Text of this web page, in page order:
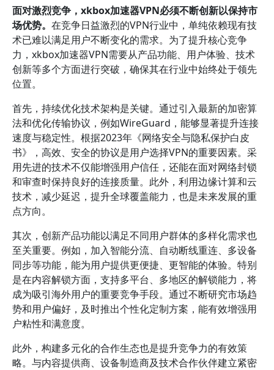
面对激烈竞争，xkbox加速器VPN必须不断创新以保持市
场优势。 在竞争日益激烈的VPN行业中，单纯依赖现有技
术已难以满足用户不断变化的需求。为了提升核心竞争
力，xkbox加速器VPN需要从产品功能、用户体验、技术
创新等多个方面进行突破，确保其在行业中始终处于领先
位置。
首先，持续优化技术架构是关键。通过引入最新的加密算
法和优化传输协议，例如WireGuard，能够显著提升连接
速度与稳定性。根据2023年《网络安全与隐私保护白皮
书》，高效、安全的协议是用户选择VPN的重要因素。采
用先进的技术不仅能增强用户信任，还能在面对网络封锁
和审查时保持良好的连接质量。此外，利用边缘计算和云
技术，减少延迟，提升全球覆盖能力，也是未来发展的重
点方向。
其次，创新产品功能以满足不同用户群体的多样化需求也
至关重要。例如，加入智能分流、自动断线重连、多设备
同步等功能，能为用户提供更便捷、更智能的体验。特别
是在内容解锁方面，支持多平台、多地区的解锁能力，将
成为吸引海外用户的重要竞争手段。通过不断研究市场趋
势和用户偏好，及时推出个性化定制方案，能有效增强用
户粘性和满意度。
此外，构建多元化的合作生态也是提升竞争力的有效策
略。与内容提供商、设备制造商及技术合作伙伴建立紧密